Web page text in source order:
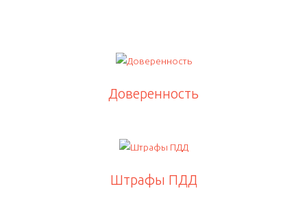
Доверенность
Штрафы ПДД